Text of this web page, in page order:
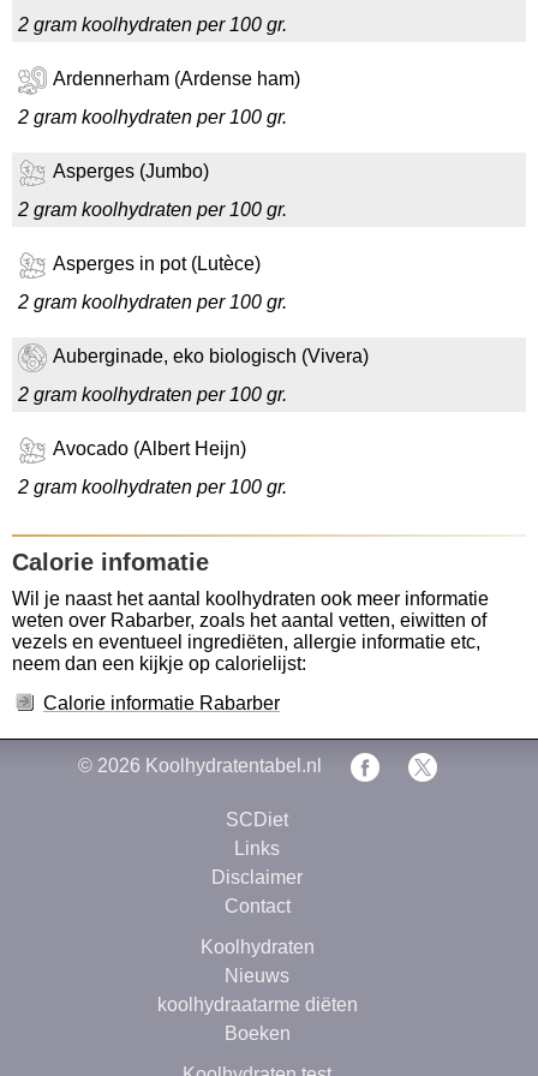
2 gram koolhydraten per 100 gr.
Ardennerham (Ardense ham)
2 gram koolhydraten per 100 gr.
Asperges (Jumbo)
2 gram koolhydraten per 100 gr.
Asperges in pot (Lutèce)
2 gram koolhydraten per 100 gr.
Auberginade, eko biologisch (Vivera)
2 gram koolhydraten per 100 gr.
Avocado (Albert Heijn)
2 gram koolhydraten per 100 gr.
Calorie infomatie
Wil je naast het aantal koolhydraten ook meer informatie
weten over Rabarber, zoals het aantal vetten, eiwitten of
vezels en eventueel ingrediëten, allergie informatie etc,
neem dan een kijkje op calorielijst:
Calorie informatie Rabarber
© 2026 Koolhydratentabel.nl
SCDiet
Links
Disclaimer
Contact
Koolhydraten
Nieuws
koolhydraatarme diëten
Boeken